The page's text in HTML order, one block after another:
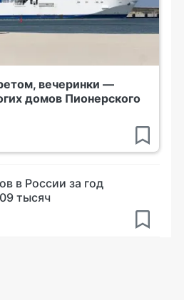
вечеринки —
домов Пионерского
в России за год
тысяч